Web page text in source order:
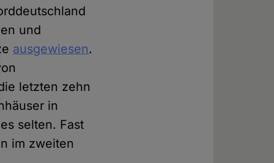
und
ausgewiesen.
letzten zehn
in
selten. Fast
im zweiten